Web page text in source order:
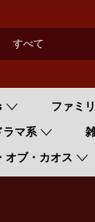
ファミ
ラマ系
オブ・カオス